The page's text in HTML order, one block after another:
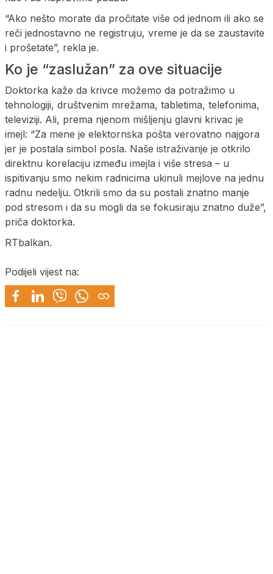
“Ako nešto morate da pročitate više od jednom ili ako se
reči jednostavno ne registruju, vreme je da se zaustavite
i prošetate”, rekla je.
Ko je “zaslužan” za ove situacije
Doktorka kaže da krivce možemo da potražimo u
tehnologiji, društvenim mrežama, tabletima, telefonima,
televiziji. Ali, prema njenom mišljenju glavni krivac je
imejl: “Za mene je elektornska pošta verovatno najgora
jer je postala simbol posla. Naše istraživanje je otkrilo
direktnu korelaciju između imejla i više stresa – u
ispitivanju smo nekim radnicima ukinuli mejlove na jednu
radnu nedelju. Otkrili smo da su postali znatno manje
pod stresom i da su mogli da se fokusiraju znatno duže”,
priča doktorka.
RTbalkan.
Podijeli vijest na: